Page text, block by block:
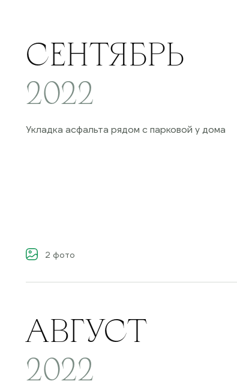
СЕНТЯБРЬ
2022
Укладка асфальта рядом с парковой у дома
2 фото
АВГУСТ
2022